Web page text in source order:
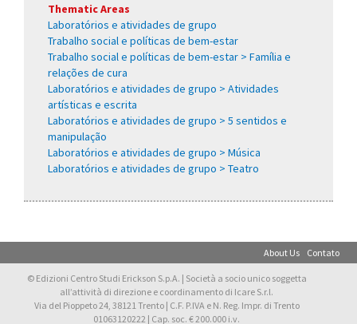
Thematic Areas
Laboratórios e atividades de grupo
Trabalho social e políticas de bem-estar
Trabalho social e políticas de bem-estar > Família e
relações de cura
Laboratórios e atividades de grupo > Atividades
artísticas e escrita
Laboratórios e atividades de grupo > 5 sentidos e
manipulação
Laboratórios e atividades de grupo > Música
Laboratórios e atividades de grupo > Teatro
About Us Contato
© Edizioni Centro Studi Erickson S.p.A. | Società a socio unico soggetta
all’attività di direzione e coordinamento di Icare S.r.l.
Via del Pioppeto 24, 38121 Trento | C.F. P.IVA e N. Reg. Impr. di Trento
01063120222 | Cap. soc. € 200.000 i.v.